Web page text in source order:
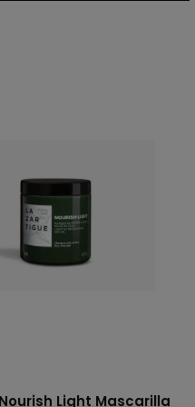
Light Mascarilla